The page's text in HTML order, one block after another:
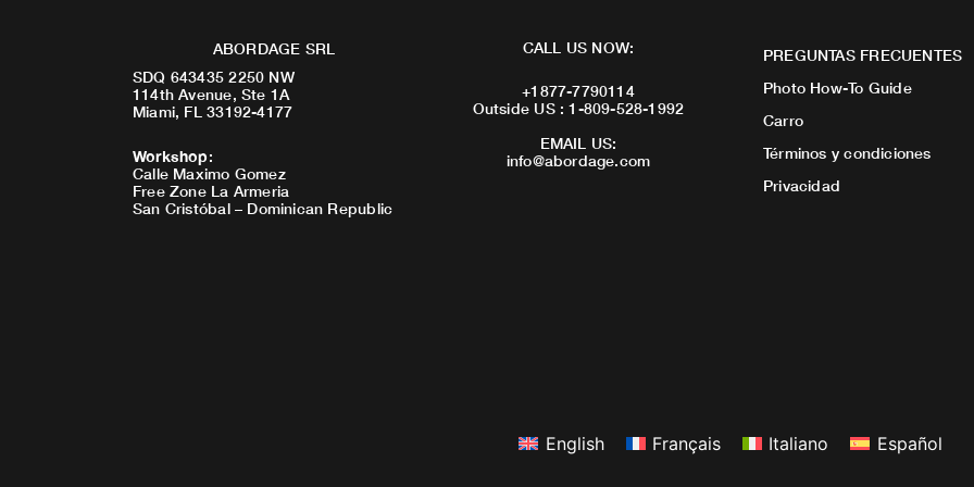
ABORDAGE SRL
SDQ 643435 2250 NW
114th Avenue, Ste 1A
Miami, FL 33192-4177
Workshop:
Calle Maximo Gomez
Free Zone La Armeria
San Cristóbal – Dominican Republic
CALL US NOW:
+1877-7790114
Outside US : 1-809-528-1992
EMAIL US:
info@abordage.com
PREGUNTAS FRECUENTES
Photo How-To Guide
Carro
Términos y condiciones
Privacidad
English Français Italiano Español